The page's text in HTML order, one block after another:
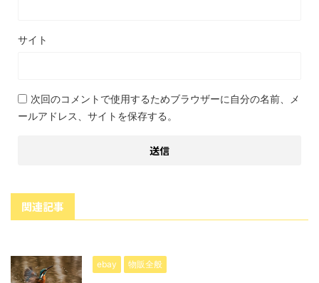
サイト
次回のコメントで使用するためブラウザーに自分の名前、メ
ールアドレス、サイトを保存する。
関連記事
ebay 物販全般